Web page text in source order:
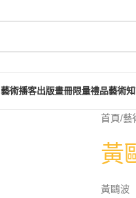
藝術播客出版畫冊限量禮品藝術
首頁 藝
黃
黃鷗波